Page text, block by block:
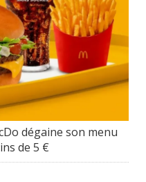
dégaine son menu
de 5 €